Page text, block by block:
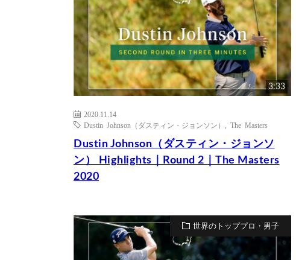
3:33
2020.11.14
Dustin Johnson（ダスティン・ジョンソン）
The Masters
Dustin Johnson（ダスティン・ジョンソ
ン） Highlights｜Round 2｜The Masters
2020
世界のトッププロ・男子